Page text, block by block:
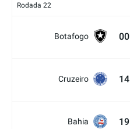
Rodada 22
Botafogo
Cruzeiro
Bahia